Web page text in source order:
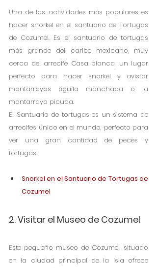
Una de las actividades más populares es
hacer snorkel en el santuario de Tortugas
de Cozumel. Es el santuario de tortugas
más grande del caribe mexicano, muy
cerca del arrecife Casa blanca, un lugar
perfecto para hacer snorkel y avistar
mantarrayas águila manchada o la
mantarraya picuda.
El Santuario de tortugas es un sistema de
arrecifes único en el mundo, perfecto para
ver una gran cantidad de peces y
tortugas.
Snorkel en el Santuario de Tortugas de
Cozumel
2. Visitar el Museo de Cozumel
Este pequeño museo de Cozumel, situado
en la ciudad principal de la isla ofrece